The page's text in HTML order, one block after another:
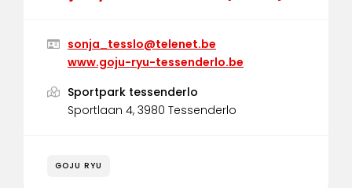
sonja_tesslo@telenet.be
www.goju-ryu-tessenderlo.be
Sportpark tessenderlo
Sportlaan 4, 3980 Tessenderlo
GOJU RYU